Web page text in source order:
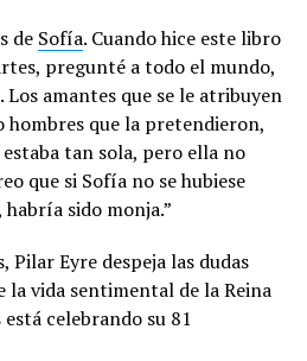
de Sofía. Cuando hice este libro
pregunté a todo el mundo,
amantes que se le atribuyen
hombres que la pretendieron,
tan sola, pero ella no
que si Sofía no se hubiese
habría sido monja.”
Pilar Eyre despeja las dudas
la vida sentimental de la Reina
celebrando su 81